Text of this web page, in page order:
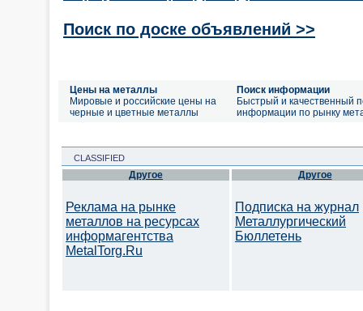
Поиск по доске объявлений >>
Цены на металлы
Мировые и российские цены на
черные и цветные металлы
Поиск информации
Быстрый и качественный
информации по рынку
CLASSIFIED
Другое
Реклама на рынке
металлов на ресурсах
информагентства
MetalTorg.Ru
Другое
Подписка на журнал
Металлургический
Бюллетень